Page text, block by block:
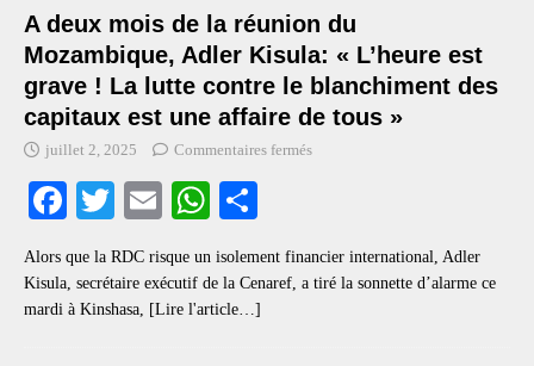
A deux mois de la réunion du
Mozambique, Adler Kisula: « L’heure est
grave ! La lutte contre le blanchiment des
capitaux est une affaire de tous »
juillet 2, 2025 Commentaires fermés
Fa
bo
ok
T
tte
r
E
ail
W
ts
A
re
Alors que la RDC risque un isolement financier international, Adler
Kisula, secrétaire exécutif de la Cenaref, a tiré la sonnette d’alarme ce
mardi à Kinshasa, [Lire l'article…]